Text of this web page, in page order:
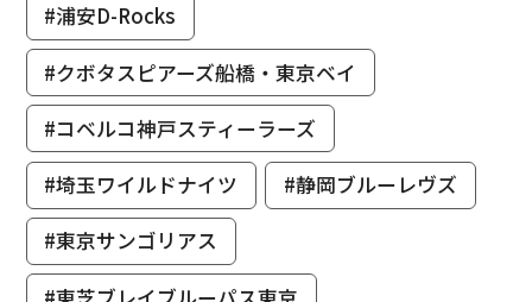
#浦安D-Rocks
#クボタスピアーズ船橋・東京ベイ
#コベルコ神戸スティーラーズ
#埼玉ワイルドナイツ
#静岡ブルーレヴズ
#東京サンゴリアス